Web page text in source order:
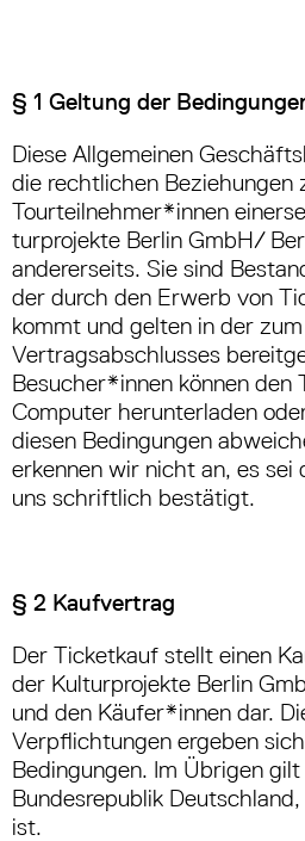
§ 1 Geltung der
Diese Allgemeinen
die rechtlichen Beziehungen
Tourteilnehmer*innen
turprojekte Berlin GmbH/
andererseits. Sie sind
der durch den Erwerb von
kommt und gelten in der
Vertragsabschlusses
Besucher*innen können den
Computer herunterladen
diesen Bedingungen
erkennen wir nicht an, es sei
uns schriftlich bestätigt.
§ 2 Kaufvertrag
Der Ticketkauf stellt einen
der Kulturprojekte Berlin
und den Käufer*innen dar.
Verpflichtungen ergeben
Bedingungen. Im Übrigen
Bundesrepublik
ist.